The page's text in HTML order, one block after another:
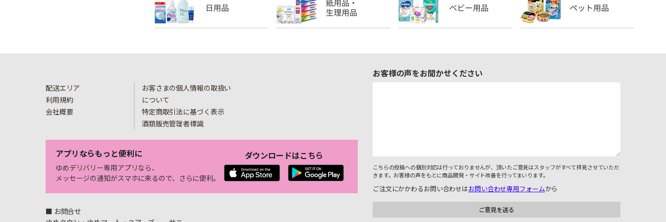
配送エリア
利用規約
会社概要
お客さまの個人情報の取扱い
について
特定商取引法に基づく表示
酒類販売管理者標識
アプリならもっと便利に
ゆめデリバリー専用アプリなら、
メッセージの通知がスマホに来るので、さらに便利。
ダウンロードはこちら
■ お問合せ
お客様の声をお聞かせください
こちらの投稿への個別対応は行っておりませんが、頂いたご意見はスタッフがすべて拝見させていただ
きます。お客様の声をもとに商品開発・サイト改善を行ってまいります。
ご注文にかかわるお問い合わせはお問い合わせ専用フォームから